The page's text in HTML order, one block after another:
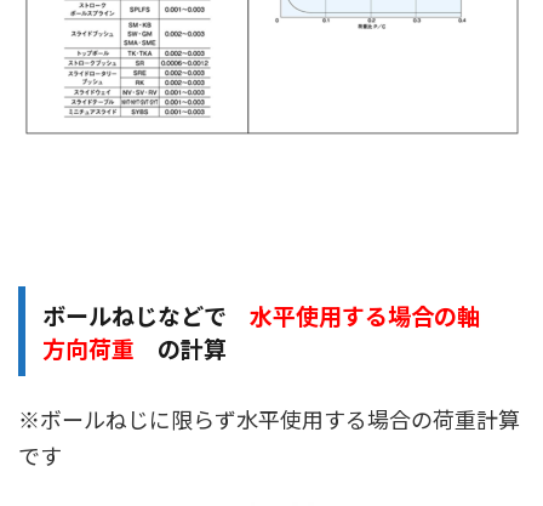
ボールねじなどで 水平使用する場合の軸
方向荷重 の計算
※ボールねじに限らず水平使用する場合の荷重計算
です